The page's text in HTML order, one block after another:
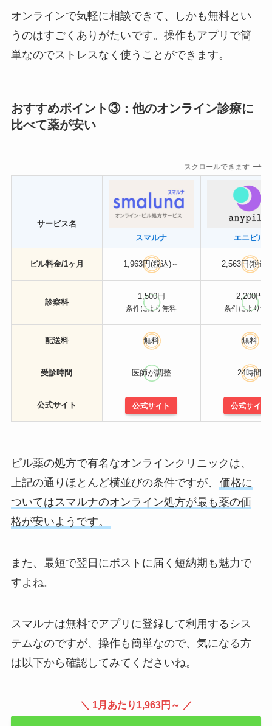
オンラインで気軽に相談できて、しかも無料とい
うのはすごくありがたいです。操作もアプリで簡
単なのでストレスなく使うことができます。
おすすめポイント③：他のオンライン診療に
比べて薬が安い
スクロールできます
サービス名
スマルナ
エニピル
ピル料金/1ヶ月 1,963円(税込)～ 2,563円(税込)
診察料
1,500円
条件により無料
2,200円
条件により無
配送料 無料 無料
受診時間 医師が調整 24時間
公式サイト 公式サイト 公式サイト
ピル薬の処方で有名なオンラインクリニックは、
上記の通りほとんど横並びの条件ですが、
価格に
ついてはスマルナのオンライン処方が最も薬の価
格が安いようです。
また、最短で翌日にポストに届く短納期も魅力で
すよね。
スマルナは無料でアプリに登録して利用するシス
テムなのですが、操作も簡単なので、気になる方
は以下から確認してみてくださいね。
＼ 1月あたり1,963円～ ／